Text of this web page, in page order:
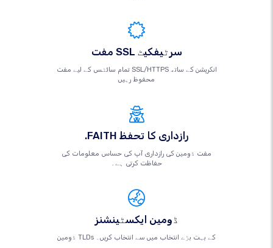
مفت SSL سرٹیفکیٹ
تمام سائٹس کے لیے مفت SSL/HTTPS انکرپشن کے ساتھ
محفوظ رہیں
.FAITH رازداری کا تحفظ
مفت ڈومین کی رازداری آپ کی حساس معلومات کی
حفاظت کرتی ہے۔
ڈومین ایکسٹینشنز
ڈومین TLDs کے بہت بڑے انتخاب میں سے انتخاب کریں۔